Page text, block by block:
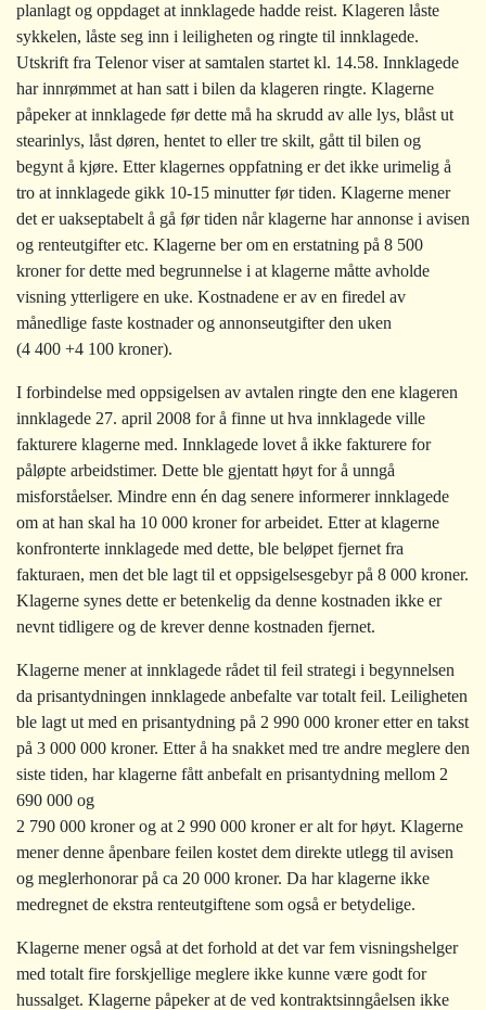
planlagt og oppdaget at innklagede hadde reist. Klageren låste
sykkelen, låste seg inn i leiligheten og ringte til innklagede.
Utskrift fra Telenor viser at samtalen startet kl. 14.58. Innklagede
har innrømmet at han satt i bilen da klageren ringte. Klagerne
påpeker at innklagede før dette må ha skrudd av alle lys, blåst ut
stearinlys, låst døren, hentet to eller tre skilt, gått til bilen og
begynt å kjøre. Etter klagernes oppfatning er det ikke urimelig å
tro at innklagede gikk 10-15 minutter før tiden. Klagerne mener
det er uakseptabelt å gå før tiden når klagerne har annonse i avisen
og renteutgifter etc. Klagerne ber om en erstatning på 8 500
kroner for dette med begrunnelse i at klagerne måtte avholde
visning ytterligere en uke. Kostnadene er av en firedel av
månedlige faste kostnader og annonseutgifter den uken
(4 400 +4 100 kroner).
I forbindelse med oppsigelsen av avtalen ringte den ene klageren
innklagede 27. april 2008 for å finne ut hva innklagede ville
fakturere klagerne med. Innklagede lovet å ikke fakturere for
påløpte arbeidstimer. Dette ble gjentatt høyt for å unngå
misforståelser. Mindre enn én dag senere informerer innklagede
om at han skal ha 10 000 kroner for arbeidet. Etter at klagerne
konfronterte innklagede med dette, ble beløpet fjernet fra
fakturaen, men det ble lagt til et oppsigelsesgebyr på 8 000 kroner.
Klagerne synes dette er betenkelig da denne kostnaden ikke er
nevnt tidligere og de krever denne kostnaden fjernet.
Klagerne mener at innklagede rådet til feil strategi i begynnelsen
da prisantydningen innklagede anbefalte var totalt feil. Leiligheten
ble lagt ut med en prisantydning på 2 990 000 kroner etter en takst
på 3 000 000 kroner. Etter å ha snakket med tre andre meglere den
siste tiden, har klagerne fått anbefalt en prisantydning mellom 2
690 000 og
2 790 000 kroner og at 2 990 000 kroner er alt for høyt. Klagerne
mener denne åpenbare feilen kostet dem direkte utlegg til avisen
og meglerhonorar på ca 20 000 kroner. Da har klagerne ikke
medregnet de ekstra renteutgiftene som også er betydelige.
Klagerne mener også at det forhold at det var fem visningshelger
med totalt fire forskjellige meglere ikke kunne være godt for
hussalget. Klagerne påpeker at de ved kontraktsinngåelsen ikke